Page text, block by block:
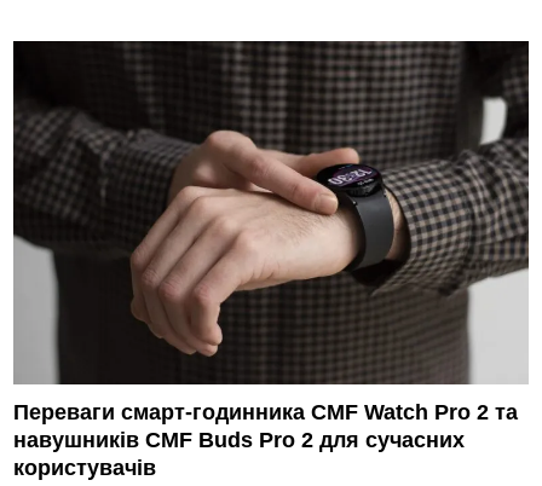
Переваги смарт-годинника CMF Watch Pro 2 та
навушників CMF Buds Pro 2 для сучасних
користувачів